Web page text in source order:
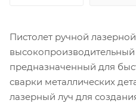
Пистолет ручной
высокопроизводительный
предназначенный для
сварки металлических
лазерный луч для